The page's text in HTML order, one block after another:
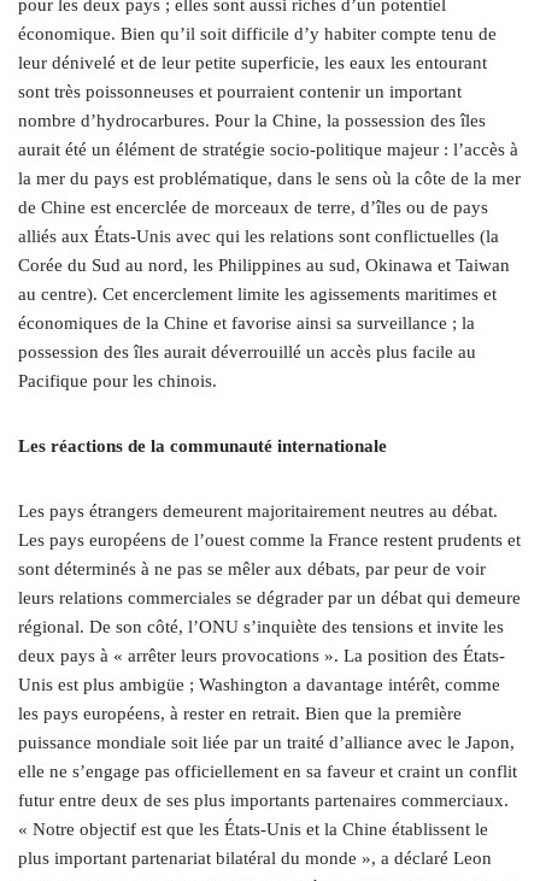
pour les deux pays ; elles sont aussi riches d’un potentiel
économique. Bien qu’il soit difficile d’y habiter compte tenu de
leur dénivelé et de leur petite superficie, les eaux les entourant
sont très poissonneuses et pourraient contenir un important
nombre d’hydrocarbures. Pour la Chine, la possession des îles
aurait été un élément de stratégie socio-politique majeur : l’accès à
la mer du pays est problématique, dans le sens où la côte de la mer
de Chine est encerclée de morceaux de terre, d’îles ou de pays
alliés aux États-Unis avec qui les relations sont conflictuelles (la
Corée du Sud au nord, les Philippines au sud, Okinawa et Taiwan
au centre). Cet encerclement limite les agissements maritimes et
économiques de la Chine et favorise ainsi sa surveillance ; la
possession des îles aurait déverrouillé un accès plus facile au
Pacifique pour les chinois.
Les réactions de la communauté internationale
Les pays étrangers demeurent majoritairement neutres au débat.
Les pays européens de l’ouest comme la France restent prudents et
sont déterminés à ne pas se mêler aux débats, par peur de voir
leurs relations commerciales se dégrader par un débat qui demeure
régional. De son côté, l’ONU s’inquiète des tensions et invite les
deux pays à « arrêter leurs provocations ». La position des États-
Unis est plus ambigüe ; Washington a davantage intérêt, comme
les pays européens, à rester en retrait. Bien que la première
puissance mondiale soit liée par un traité d’alliance avec le Japon,
elle ne s’engage pas officiellement en sa faveur et craint un conflit
futur entre deux de ses plus importants partenaires commerciaux.
« Notre objectif est que les États-Unis et la Chine établissent le
plus important partenariat bilatéral du monde », a déclaré Leon